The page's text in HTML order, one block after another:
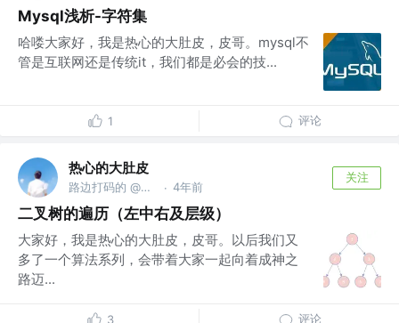
Mysql浅析-字符集
哈喽大家好，我是热心的大肚皮，皮哥。mysql不
管是互联网还是传统it，我们都是必会的技...
1 评论
热心的大肚皮
路边打码的 @头部大厂 · 4年前
关注
二叉树的遍历（左中右及层级）
大家好，我是热心的大肚皮，皮哥。以后我们又
多了一个算法系列，会带着大家一起向着成神之
路迈...
3 评论